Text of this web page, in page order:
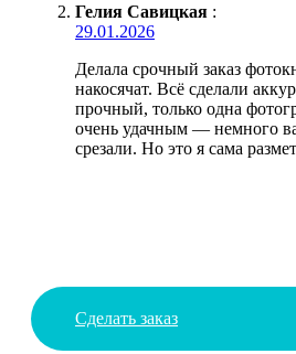
Гелия Савицкая :
29.01.2026
Делала срочный заказ
накосячат. Всё сделали
прочный, только одна
очень удачным — немного
срезали. Но это я сама
Сделать заказ